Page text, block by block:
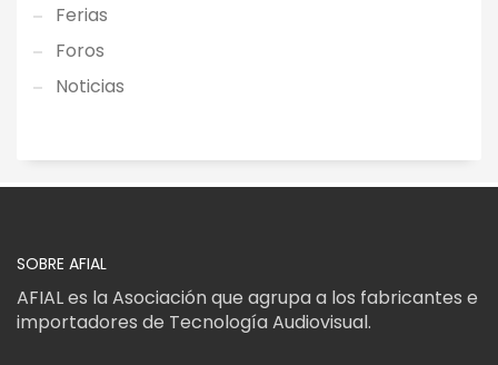
Ferias
Foros
Noticias
SOBRE AFIAL
AFIAL es la Asociación que agrupa a los fabricantes e
importadores de Tecnología Audiovisual.